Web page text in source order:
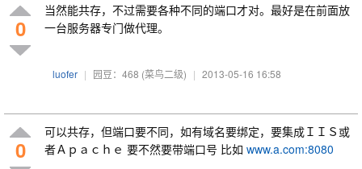
0
当然能共存，不过需要各种不同的端口才对。最好是在前面放
一台服务器专门做代理。
luofer | 园豆：468 (菜鸟二级) | 2013-05-16 16:58
0
可以共存，但端口要不同，如有域名要绑定，要集成ＩＩＳ或
者Ａｐａｃｈｅ 要不然要带端口号 比如 www.a.com:8080